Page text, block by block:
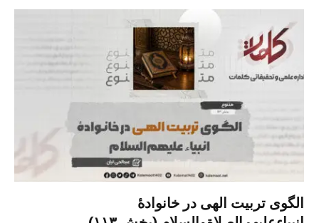
الگوی تربیت الهی در خانوادۀ